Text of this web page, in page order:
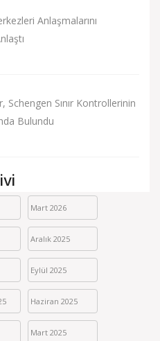
Anlaşmalarını
Sınır Kontrollerinin
Bulundu
Mart 2026
Aralık 2025
Eylül 2025
Haziran 2025
Mart 2025